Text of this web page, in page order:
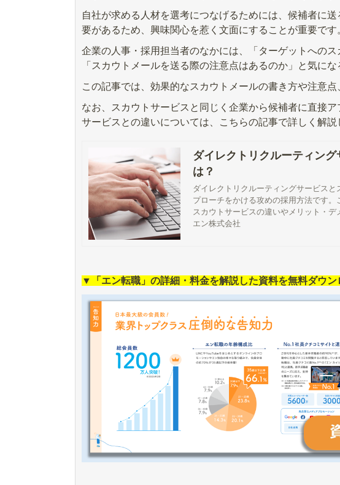
自社が求める人材を選考につなげるためには、候補者に
要があるため、興味関心を惹く文面にすることが重要です
企業の人事・採用担当者のなかには、「ターゲットへの
「スカウトメールを送る際の注意点はあるのか」と気に
この記事では、効果的なスカウトメールの書き方や注意点
なお、スカウトサービスと同じく企業から候補者に直接
サービスとの違いについては、こちらの記事で詳しく解説
ダイレクトリクルーティン
は？
ダイレクトリクルーティングサービス
プローチをかける攻めの採用方法です
スカウトサービスの違いやメリット・デ
エン株式会社
▼「エン転職」の詳細・料金を解説した資料を無料ダウン